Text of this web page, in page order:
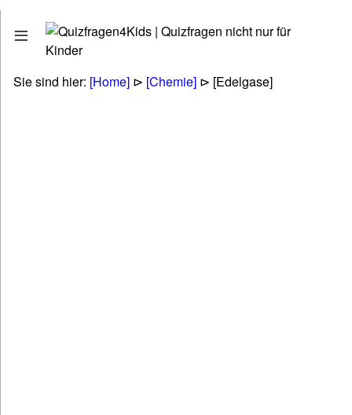
Quizfragen
Stadt - Land - Fluss
Tiere - Pflanzen - Natur
Sie sind hier: [Home] ⊳ [Chemie] ⊳ [Edelgase]